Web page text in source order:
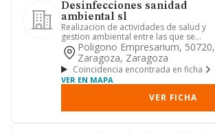
Desinfecciones sanidad
ambiental sl
Realizacion de actividades de salud y
gestion ambiental entre las que se
encuentra: estudios de imp...
Poligono Empresarium, 50720,
Zaragoza, Zaragoza
Coincidencia encontrada en ficha
VER EN MAPA
VER FICHA